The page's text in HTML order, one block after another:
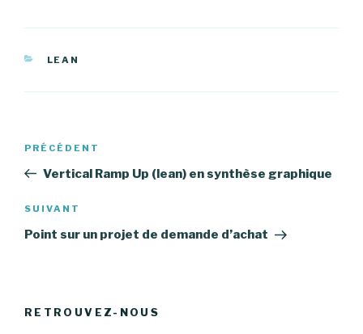
CATÉGORIES
LEAN
Navigation
Article
précédent
PRÉCÉDENT
Vertical Ramp Up (lean) en synthèse graphique
Article
suivant
SUIVANT
Point sur un projet de demande d’achat
RETROUVEZ-NOUS